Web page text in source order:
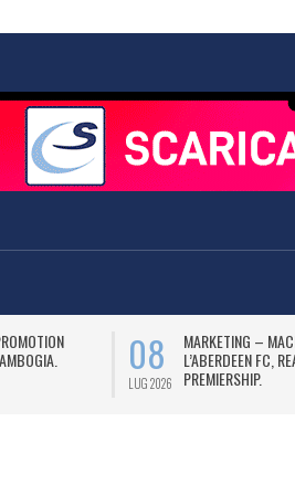
08
LUG 2026
MARKETING –
L’ABERDEEN FC,
PREMIERSHIP.